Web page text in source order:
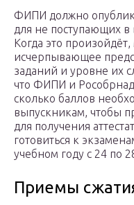
ФИПИ должно
для не поступающих
Когда это
исчерпывающее
заданий и уровне их
что ФИПИ и
сколько баллов
выпускникам, чтобы
для получения
готовиться к
учебном году с 24 по
Приемы